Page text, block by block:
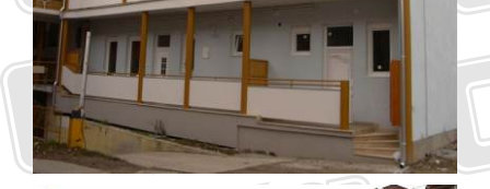
Kisokos
Referenciáinkból
Akcióink